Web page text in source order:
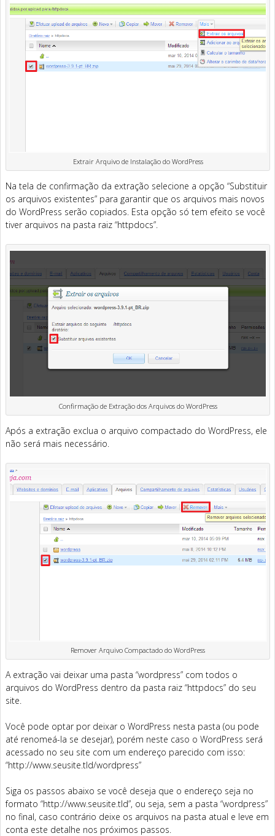
Extrair Arquivo de Instalação do WordPress
Na tela de confirmação da extração selecione a opção “Substituir
os arquivos existentes” para garantir que os arquivos mais novos
do WordPress serão copiados. Esta opção só tem efeito se você
tiver arquivos na pasta raiz “httpdocs”.
Confirmação de Extração dos Arquivos do WordPress
Após a extração exclua o arquivo compactado do WordPress, ele
não será mais necessário.
Remover Arquivo Compactado do WordPress
A extração vai deixar uma pasta “wordpress” com todos o
arquivos do WordPress dentro da pasta raiz “httpdocs” do seu
site.
Você pode optar por deixar o WordPress nesta pasta (ou pode
até renomeá-la se desejar), porém neste caso o WordPress será
acessado no seu site com um endereço parecido com isso:
“http://www.seusite.tld/wordpress”
Siga os passos abaixo se você deseja que o endereço seja no
formato “http://www.seusite.tld”, ou seja, sem a pasta “wordpress”
no final, caso contrário deixe os arquivos na pasta atual e leve em
conta este detalhe nos próximos passos.